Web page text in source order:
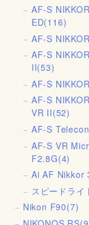
AF-S
ED(116)
AF-S
AF-S
II(53)
AF-S
AF-S
VR II(52)
AF-S
AF-S VR
F2.8G(4)
Ai AF Nikkor
スピードライ
Nikon F90(7)